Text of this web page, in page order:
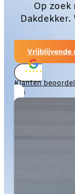
Op
Vrijblijvende
Klanten